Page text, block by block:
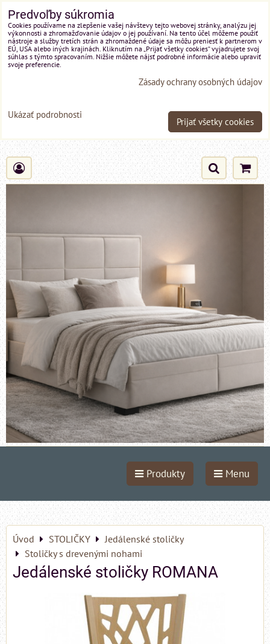
Produkty Menu
Úvod STOLIČKY
Jedálenské stoličky
Stoličky s drevenými nohami
Jedálenské stoličky ROMANA
Predvoľby súkromia
Cookies používame na zlepšenie vašej návštevy tejto webovej stránky, analýzu jej
výkonnosti a zhromažďovanie údajov o jej používaní. Na tento účel môžeme použiť
nástroje a služby tretích strán a zhromaždené údaje sa môžu preniesť k partnerom v
EÚ, USA alebo iných krajinách. Kliknutím na „Prijať všetky cookies“ vyjadrujete svoj
súhlas s týmto spracovaním. Nižšie môžete nájsť podrobné informácie alebo upraviť
svoje preferencie.
Zásady ochrany osobných údajov
Ukázať podrobnosti
Prijať všetky cookies